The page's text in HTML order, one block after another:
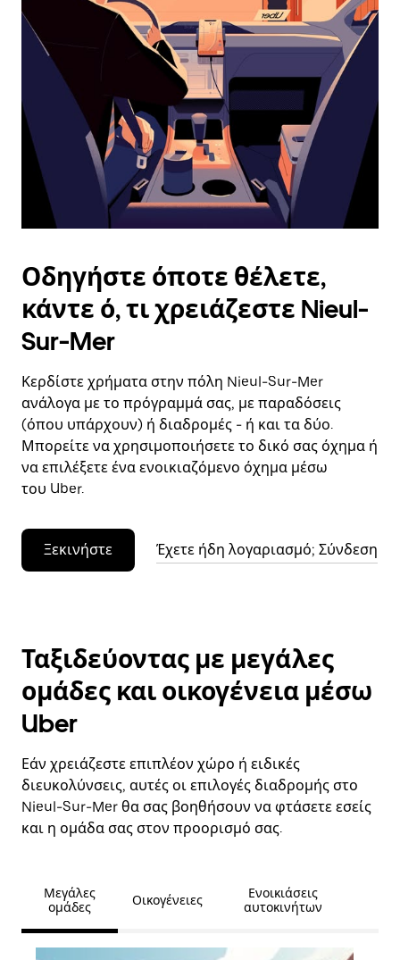
επιλέξετε
μια
ημερομηνία.
Πατήστε
πλήκτρο
escape
για
να
κλείσετε
ημερολόγιο.
Οδηγήστε όποτε θέλετε,
κάντε ό, τι χρειάζεστε Nieul-
Sur-Mer
Κερδίστε χρήματα στην πόλη Nieul-Sur-Mer
ανάλογα με το πρόγραμμά σας, με παραδόσεις
(όπου υπάρχουν) ή διαδρομές - ή και τα δύο.
Μπορείτε να χρησιμοποιήσετε το δικό σας όχημα ή
να επιλέξετε ένα ενοικιαζόμενο όχημα μέσω
του Uber.
Ξεκινήστε Έχετε ήδη λογαριασμό; Σύνδεση
Ταξιδεύοντας με μεγάλες
ομάδες και οικογένεια μέσω
Uber
Εάν χρειάζεστε επιπλέον χώρο ή ειδικές
διευκολύνσεις, αυτές οι επιλογές διαδρομής στο
Nieul-Sur-Mer θα σας βοηθήσουν να φτάσετε εσείς
και η ομάδα σας στον προορισμό σας.
Μεγάλες
ομάδες
Οικογένειες
Ενοικιάσεις
αυτοκινήτων